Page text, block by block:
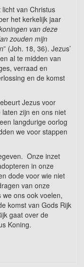
van Christus
het kerkelijk jaar
van deze
zouden mijn
” (Joh. 18, 36). Jezus’
al te midden van
verraad en
en de komst
Jezus voor
zijn en ons niet
langdurige oorlog
we voor stappen
Onze inzet
in onze
dode voor wie niet
van onze
ons ook voelen,
komst van Gods Rijk
gaat over de
Koning.